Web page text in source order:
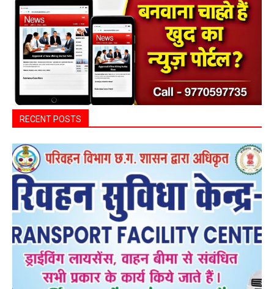
RECENT POSTS
बसना
बसना/ पिरदा में परिवहन संबंधी कार्यों के लिए राम
परिवहन सुविधा केंद्र की सुविधा